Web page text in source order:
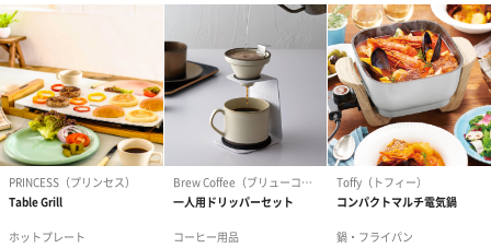
係者はもちろん、美容と健康に気を使うハリウッドセレブも愛用
中。
そのスタイリッシュなカラーとデザインはプロテインをこっそ
り飲むことから人前で飲むことにカルチャーを変えたほど。
個別に運ぶ手間を省いた３層構造で複数回分のプロテイン、サ
プリメント、通常の飲み物を同時携帯可能。
さらに独自の漏れ防止技術、プロテインが数シェイクでしっか
りと混ざり、ダマになりにくく、ダマになったプロテインも飲み